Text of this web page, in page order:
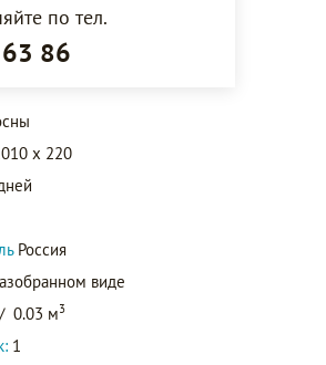
по тел.
86
x 220
Россия
виде
/ 0.03 м3
1